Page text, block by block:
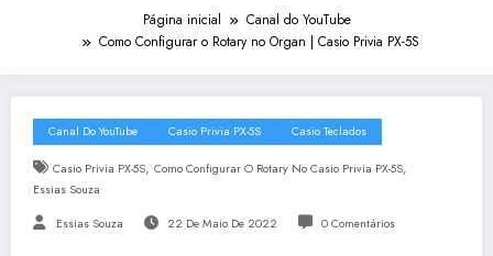
Página inicial
Canal do YouTube
Como Configurar o Rotary no Organ | Casio Privia PX-5S
Canal Do YouTube Casio Privia PX-5S Casio Teclados
Casio Privia PX-5S, Como Configurar O Rotary No Casio Privia PX-5S,
Essias Souza
Essias Souza 22 De Maio De 2022 0 Comentários